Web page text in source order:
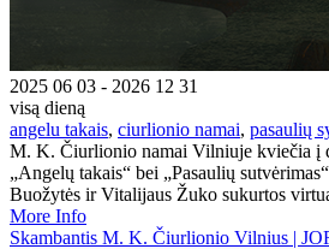
2025 06 03 - 2026 12 31
visą dieną
angelu takais, ciurlionio namai, pasaulių
M. K. Čiurlionio namai Vilniuje kviečia į
„Angelų takais“ bei „Pasaulių
Buožytės ir Vitalijaus Žuko sukurtos
More Info
Skambantis M. K. Čiurlionio Vilnius |